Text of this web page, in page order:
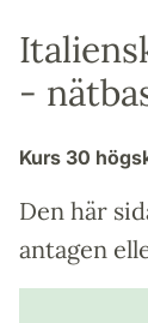
-
Kurs 30
Den här
antagen